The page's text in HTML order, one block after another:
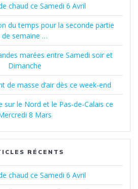
chaud ce Samedi 6 Avril
du temps pour la seconde partie
de semaine …
marées entre Samedi soir et
Dimanche
de masse d’air dès ce week-end
sur le Nord et le Pas-de-Calais ce
8 Mars
RÉCENTS
chaud ce Samedi 6 Avril